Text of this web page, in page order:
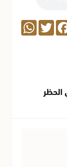
Twitter
WhatsApp